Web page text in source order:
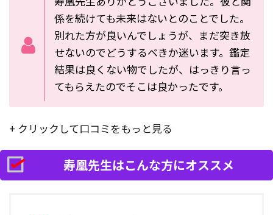
係を続けても未来はないとのことでした。
別れた方が良いんでしょうが、まだ突き放
せないのでどうするべきか迷います。鑑定
結果は良くない物でしたが、はっきり言っ
てもらえたのでそこは良かったです。
+ クリックして口コミをもっと見る
寿凰先生はこんな方にオススメ